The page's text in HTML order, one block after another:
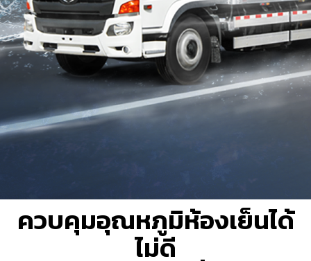
ควบคุมอุณหภูมิห้องเย็นได้
ไม่ดี